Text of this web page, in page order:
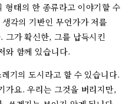
형태의 한 종류라고 이야기할 수
각의 기반인 무언가가 저를
그가 확신한, 그를 납득시킨
와 함께 있습니다.
기의 도시라고 할 수 있습니다.
가요. 우리는 그것을 버리지만,